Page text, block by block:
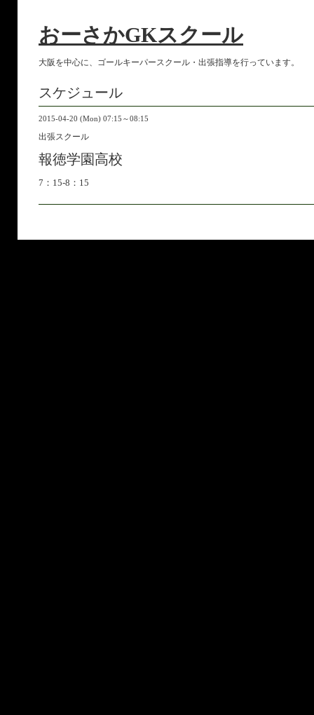
おーさかGKスクール
大阪を中心に、ゴールキーパースクール・出張指導を行っています。
スケジュール
2015-04-20 (Mon) 07:15～08:15
出張スクール
報徳学園高校
7：15-8：15